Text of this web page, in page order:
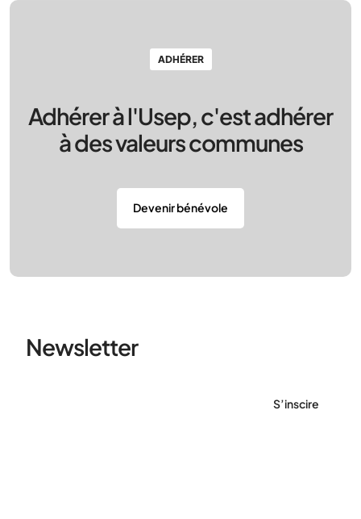
ADHÉRER
Adhérer à l'Usep, c'est adhérer
à des valeurs communes
Devenir bénévole
Newsletter
S’inscire